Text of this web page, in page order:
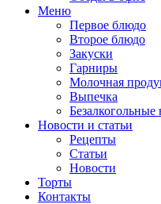
Меню
Первое блюдо
Второе блюдо
Закуски
Гарниры
Молочная
Выпечка
Безалкогольные
Новости и статьи
Рецепты
Статьи
Новости
Торты
Контакты